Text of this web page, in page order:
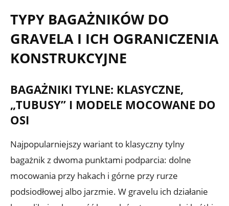
TYPY BAGAŻNIKÓW DO
GRAVELA I ICH OGRANICZENIA
KONSTRUKCYJNE
BAGAŻNIKI TYLNE: KLASYCZNE,
„TUBUSY” I MODELE MOCOWANE DO
OSI
Najpopularniejszy wariant to klasyczny tylny
bagażnik z dwoma punktami podparcia: dolne
mocowania przy hakach i górne przy rurze
podsiodłowej albo jarzmie. W gravelu ich działanie